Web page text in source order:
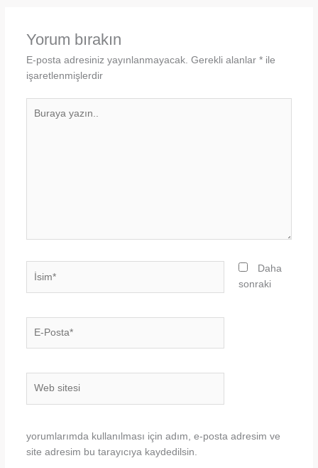
Yorum bırakın
E-posta adresiniz yayınlanmayacak. Gerekli alanlar *ile
işaretlenmişlerdir
Posta*
Daha
sonraki
yorumlarımda kullanılması için adım, e-posta adresim ve
site adresim bu tarayıcıya kaydedilsin.